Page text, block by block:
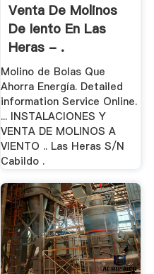
Venta De Molinos
De Iento En Las
Heras - .
Molino de Bolas Que
Ahorra Energía. Detailed
information Service Online.
... INSTALACIONES Y
VENTA DE MOLINOS A
VIENTO .. Las Heras S/N
Cabildo .